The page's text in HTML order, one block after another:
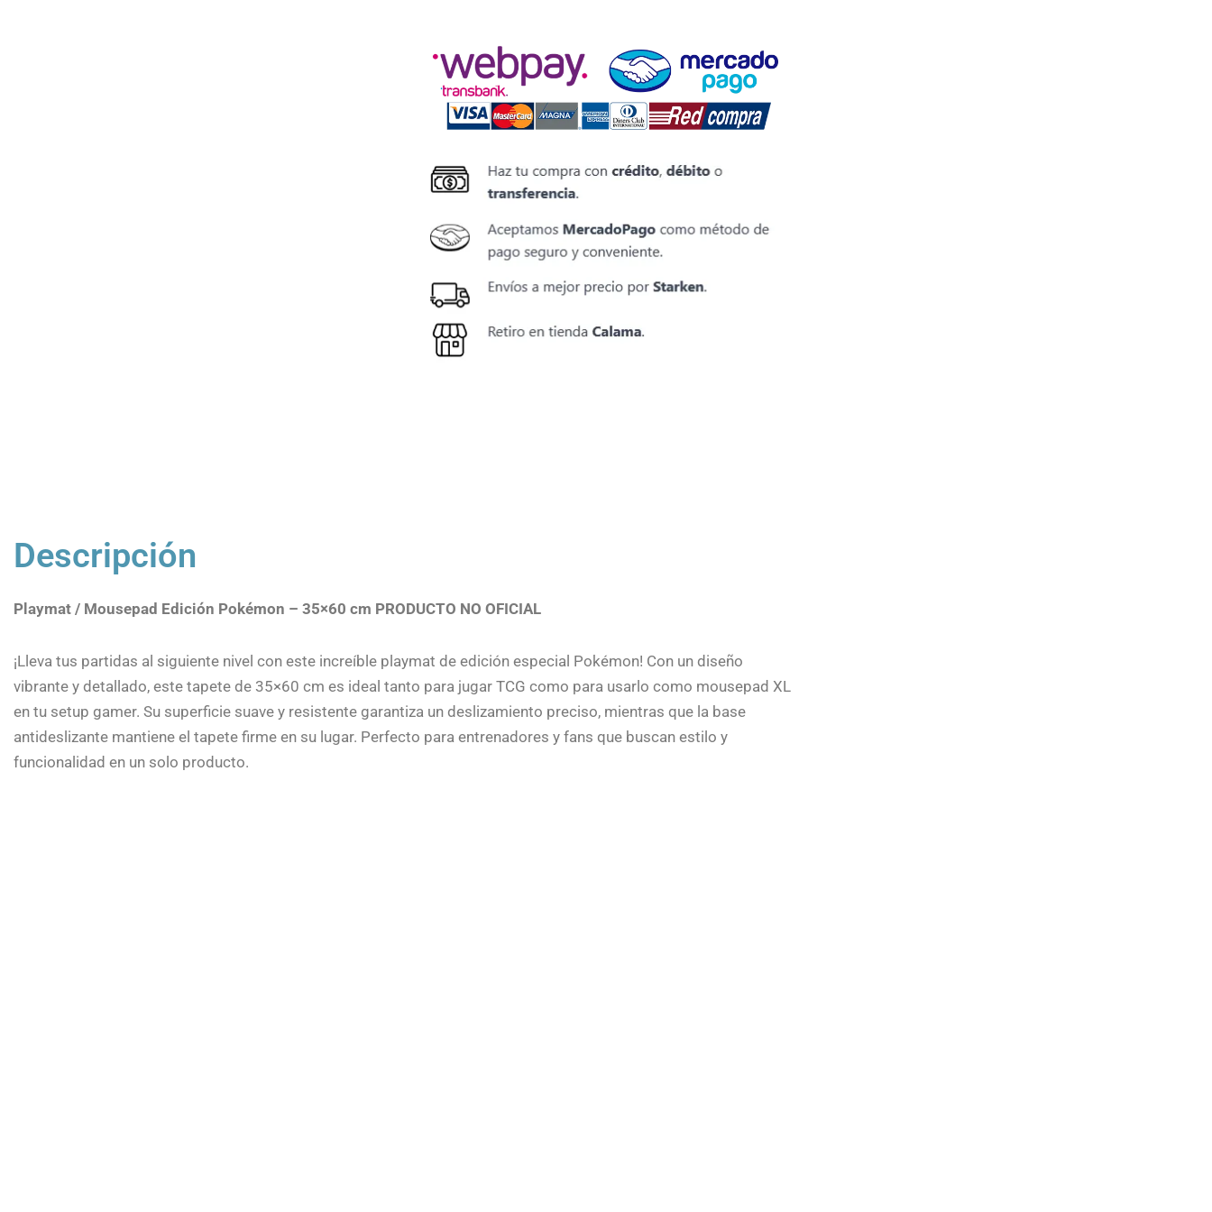
Descripción
Playmat / Mousepad Edición Pokémon – 35×60 cm PRODUCTO NO OFICIAL
¡Lleva tus partidas al siguiente nivel con este increíble playmat de edición especial Pokémon! Con un diseño
vibrante y detallado, este tapete de 35×60 cm es ideal tanto para jugar TCG como para usarlo como mousepad XL
en tu setup gamer. Su superficie suave y resistente garantiza un deslizamiento preciso, mientras que la base
antideslizante mantiene el tapete firme en su lugar. Perfecto para entrenadores y fans que buscan estilo y
funcionalidad en un solo producto.